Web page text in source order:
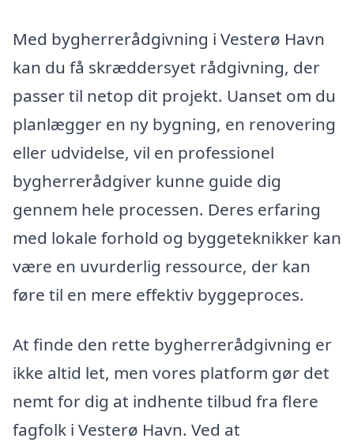
Med bygherrerådgivning i Vesterø Havn
kan du få skræddersyet rådgivning, der
passer til netop dit projekt. Uanset om du
planlægger en ny bygning, en renovering
eller udvidelse, vil en professionel
bygherrerådgiver kunne guide dig
gennem hele processen. Deres erfaring
med lokale forhold og byggeteknikker kan
være en uvurderlig ressource, der kan
føre til en mere effektiv byggeproces.
At finde den rette bygherrerådgivning er
ikke altid let, men vores platform gør det
nemt for dig at indhente tilbud fra flere
fagfolk i Vesterø Havn. Ved at